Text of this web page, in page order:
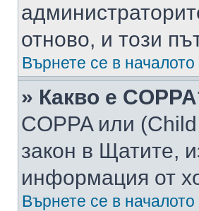
отново, и този
Върнете се в началото
» Какво е
COPPA или
закон в Щатите,
информация от
Върнете се в началото